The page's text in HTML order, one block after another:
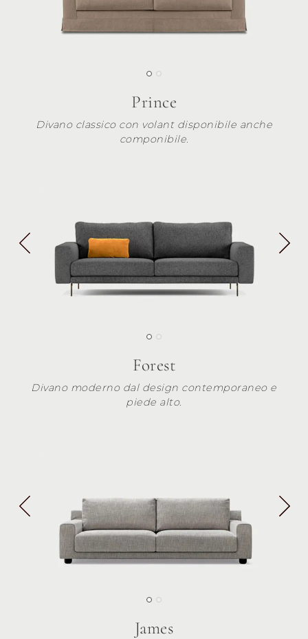
Prince
Divano classico con volant disponibile anche
componibile.
Forest
Divano moderno dal design contemporaneo e
piede alto.
James